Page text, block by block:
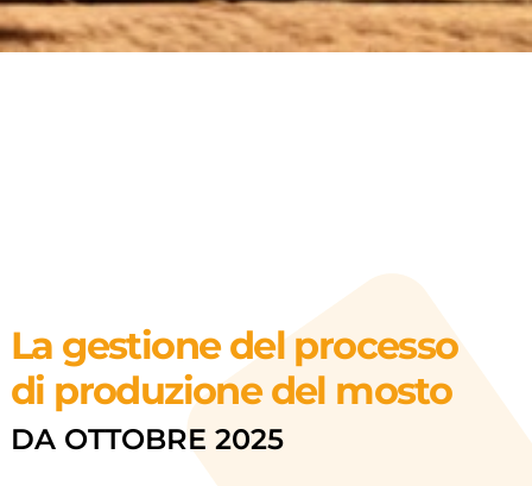
La gestione del processo
di produzione del mosto
DA OTTOBRE 2025